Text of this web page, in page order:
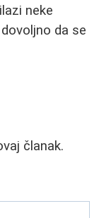
neke
da se
članak.